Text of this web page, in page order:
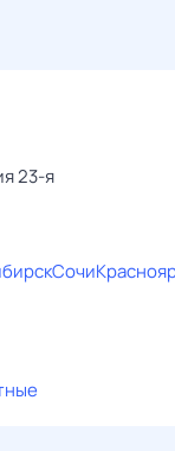
23-я
Сочи